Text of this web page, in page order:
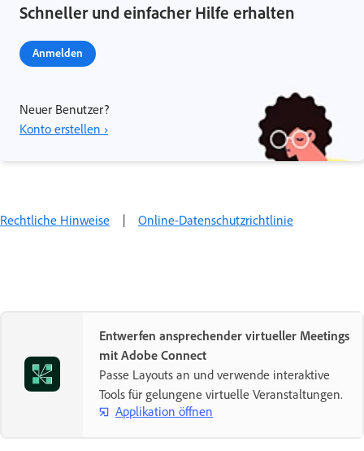
Schneller und einfacher Hilfe erhalten
Anmelden
Neuer Benutzer?
Konto erstellen ›
Rechtliche Hinweise | Online-Datenschutzrichtlinie
Entwerfen ansprechender virtueller Meetings
mit Adobe Connect
Passe Layouts an und verwende interaktive
Tools für gelungene virtuelle Veranstaltungen.
Applikation öffnen